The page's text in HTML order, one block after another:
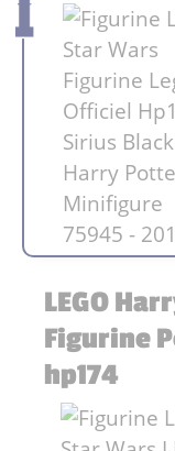
LEGO
Figurine
hp174